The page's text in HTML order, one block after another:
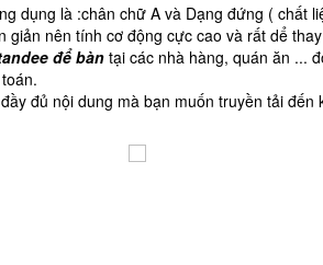
dụng là :chân chữ A và Dạng đứng ( chất
giản nên tính cơ động cực cao và rất dể
để bàntại các nhà hàng, quán ăn ...
đủ nội dung mà bạn muốn truyền tải đến